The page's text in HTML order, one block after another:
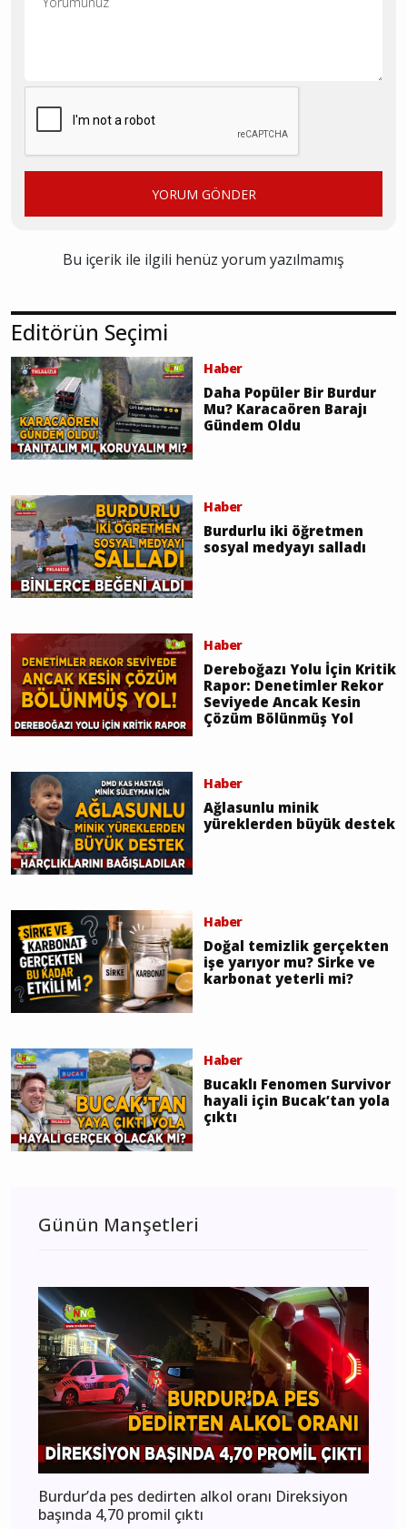
YORUM GÖNDER
Bu içerik ile ilgili henüz yorum yazılmamış
Editörün Seçimi
Haber
Daha Popüler Bir Burdur
Mu? Karacaören Barajı
Gündem Oldu
Haber
Burdurlu iki öğretmen
sosyal medyayı salladı
Haber
Dereboğazı Yolu İçin Kritik
Rapor: Denetimler Rekor
Seviyede Ancak Kesin
Çözüm Bölünmüş Yol
Haber
Ağlasunlu minik
yüreklerden büyük destek
Haber
Doğal temizlik gerçekten
işe yarıyor mu? Sirke ve
karbonat yeterli mi?
Haber
Bucaklı Fenomen Survivor
hayali için Bucak’tan yola
çıktı
Günün Manşetleri
Burdur’da pes dedirten alkol oranı Direksiyon
başında 4,70 promil çıktı